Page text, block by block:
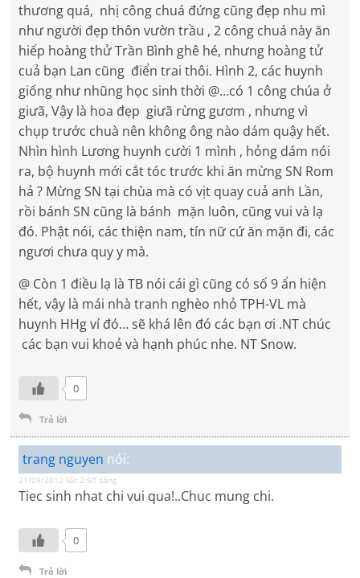
thương quá, nhị công chuá đứng cũng đẹp nhu mì
như người đẹp thôn vườn trầu , 2 công chuá này ăn
hiếp hoàng thử Trần Bình ghê hé, nhưng hoàng tử
cuả bạn Lan cũng điển trai thôi. Hình 2, các huynh
giống như nhũng học sinh thời @…có 1 công chúa ở
giưã, Vậy là hoa đẹp giưã rừng gươm , nhưng vì
chụp trước chuà nên không ông nào dám quậy hết.
Nhìn hình Lương huynh cười 1 mình , hỏng dám nói
ra, bộ huynh mới cắt tóc trước khi ăn mừng SN Rom
hả ? Mừng SN tại chùa mà có vịt quay cuả anh Lần,
rồi bánh SN cũng là bánh mặn luôn, cũng vui và lạ
đó. Phật nói, các thiện nam, tín nữ cứ ăn mặn đi, các
ngươi chưa quy y mà.
@ Còn 1 điều lạ là TB nói cái gì cũng có số 9 ẩn hiện
hết, vậy là mái nhà tranh nghèo nhỏ TPH-VL mà
huynh HHg ví đó… sẽ khá lên đó các bạn ơi .NT chúc
các bạn vui khoẻ và hạnh phúc nhe. NT Snow.
0
Trả lời
trang nguyen nói:
21/09/2012 lúc 2:50 sáng
Tiec sinh nhat chi vui qua!..Chuc mung chi.
0
Trả lời